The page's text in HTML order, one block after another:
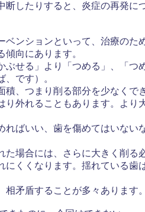
したりすると、炎症の再発に
ンションといって、治療のた
傾向にあります。
せる」より「つめる」、「つ
です）。
、つまり削る部分を少なくで
外れることもあります。より
ばいい、歯を傷めてはいない
場合には、さらに大きく削る
くくなります。揺れている歯
矛盾することが多々あります。